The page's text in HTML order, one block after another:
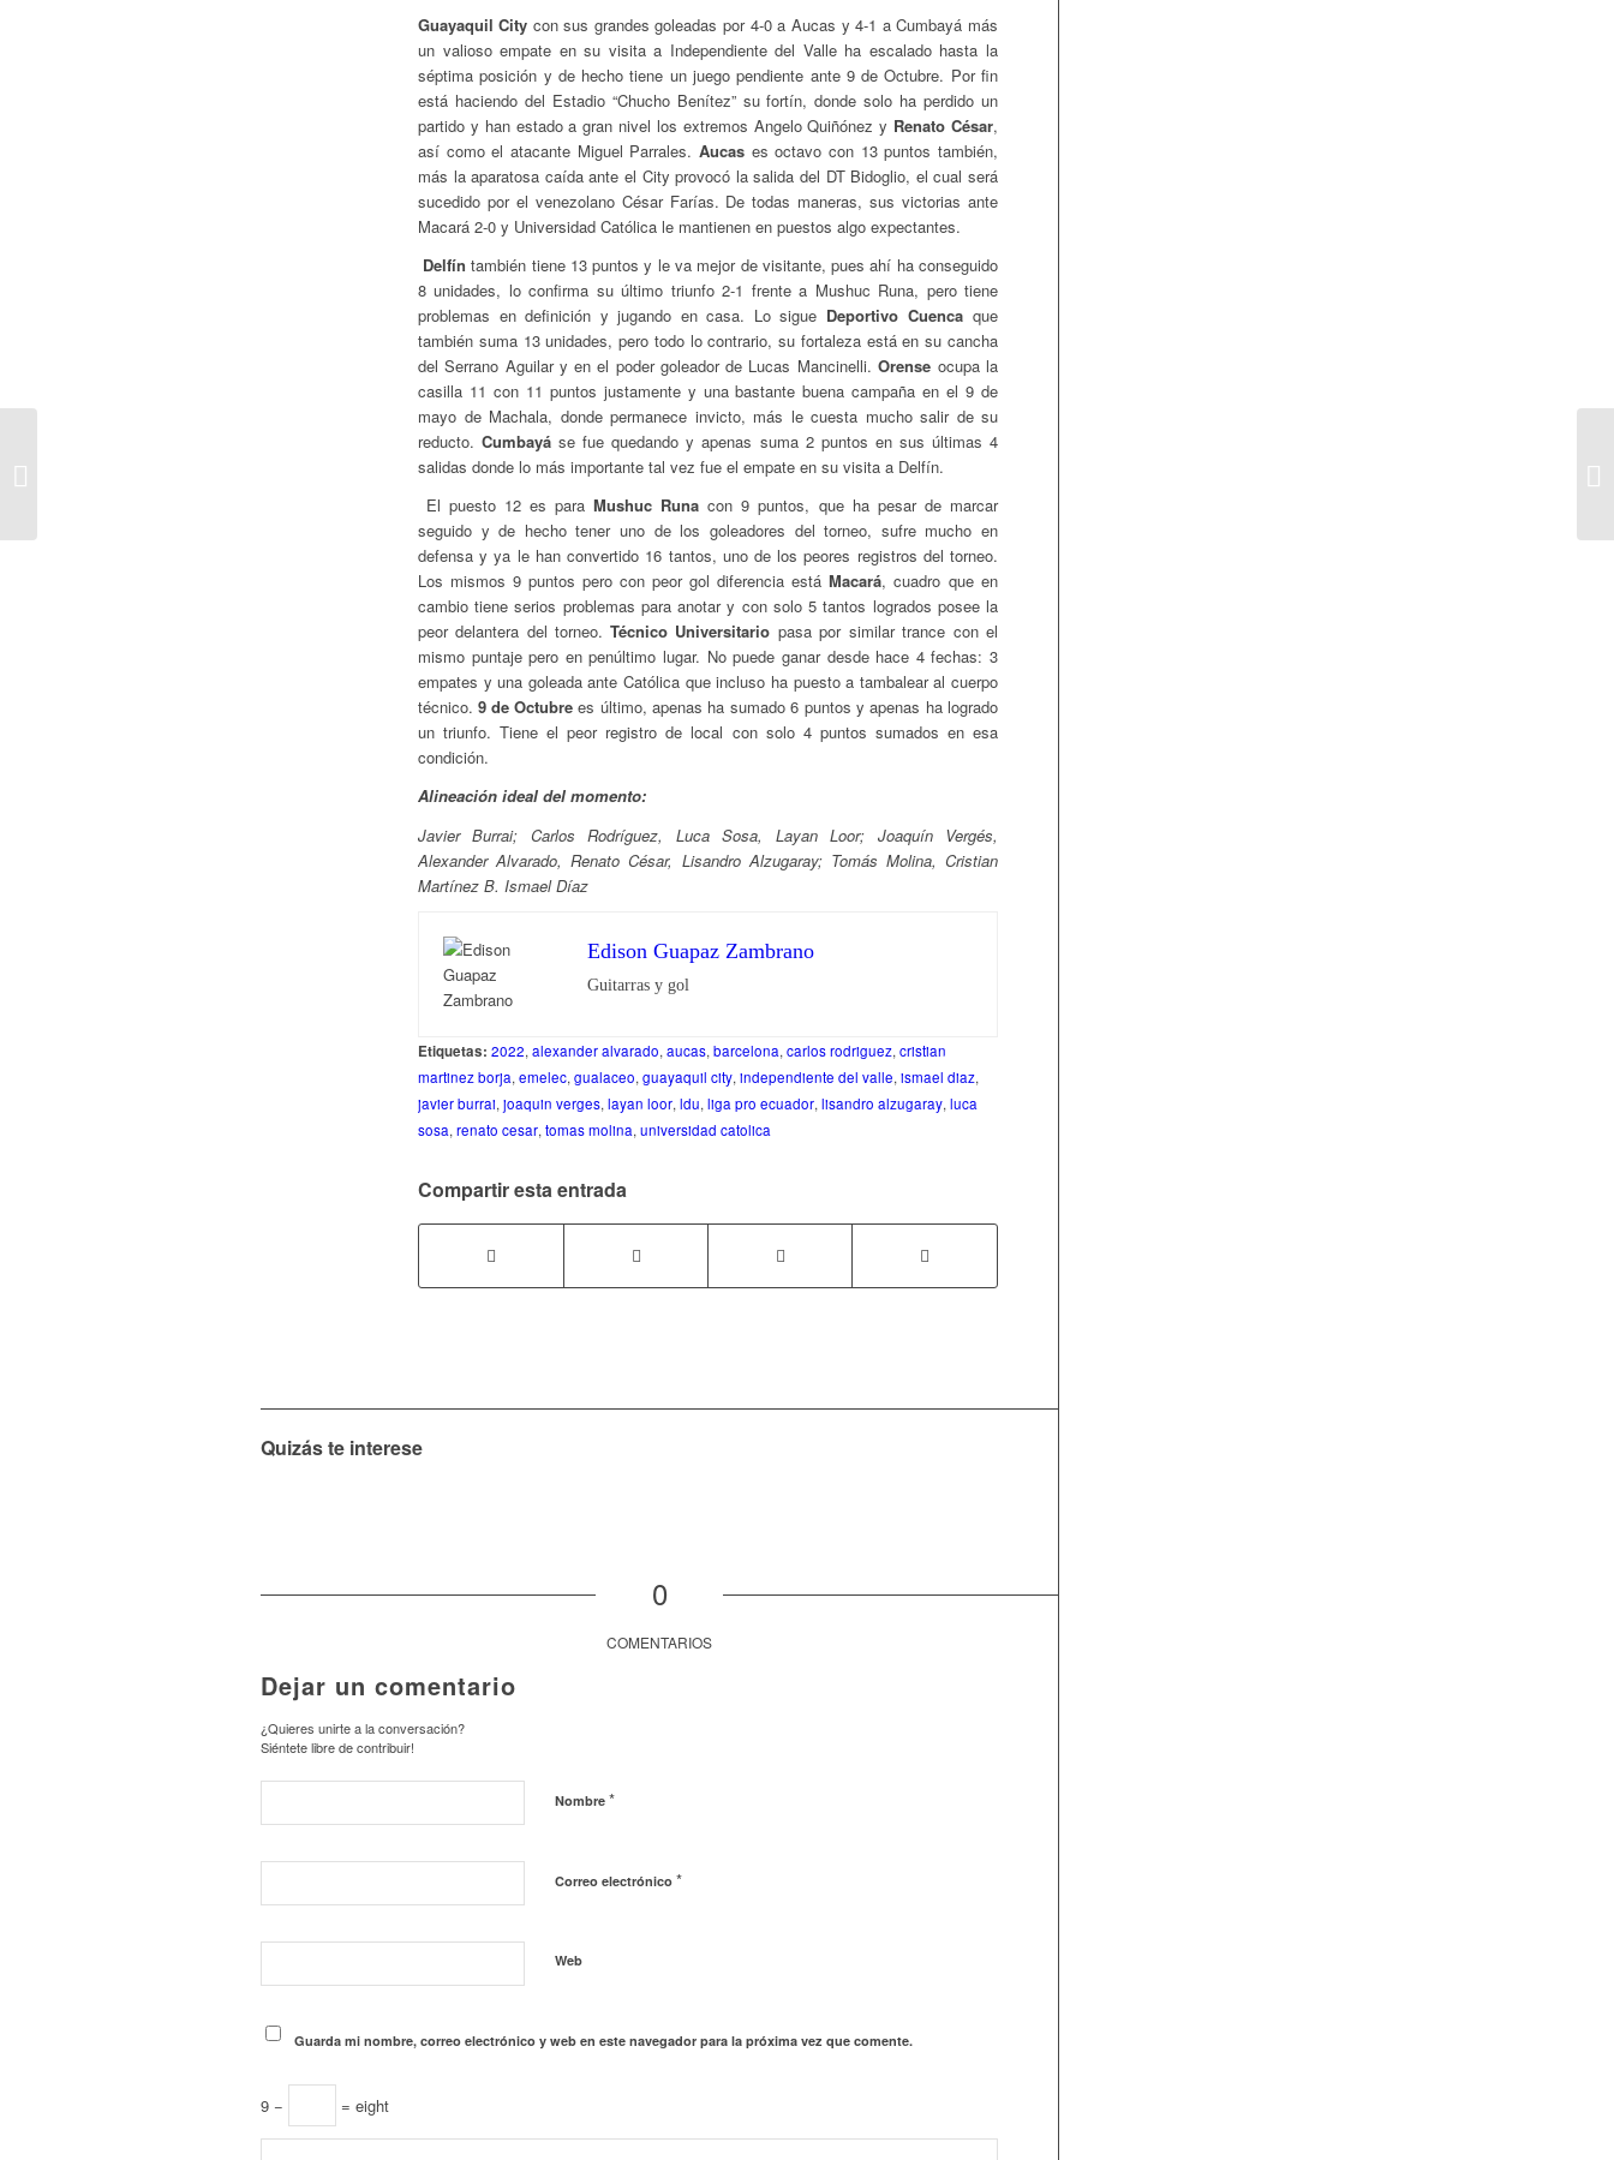
Guayaquil City con sus grandes goleadas por 4-0 a Aucas y 4-1 a Cumbayá más
un valioso empate en su visita a Independiente del Valle ha escalado hasta la
séptima posición y de hecho tiene un juego pendiente ante 9 de Octubre. Por fin
está haciendo del Estadio “Chucho Benítez” su fortín, donde solo ha perdido un
partido y han estado a gran nivel los extremos Angelo Quiñónez y Renato César,
así como el atacante Miguel Parrales. Aucas es octavo con 13 puntos también,
más la aparatosa caída ante el City provocó la salida del DT Bidoglio, el cual será
sucedido por el venezolano César Farías. De todas maneras, sus victorias ante
Macará 2-0 y Universidad Católica le mantienen en puestos algo expectantes.
Delfín también tiene 13 puntos y le va mejor de visitante, pues ahí ha conseguido
8 unidades, lo confirma su último triunfo 2-1 frente a Mushuc Runa, pero tiene
problemas en definición y jugando en casa. Lo sigue Deportivo Cuenca que
también suma 13 unidades, pero todo lo contrario, su fortaleza está en su cancha
del Serrano Aguilar y en el poder goleador de Lucas Mancinelli. Orense ocupa la
casilla 11 con 11 puntos justamente y una bastante buena campaña en el 9 de
mayo de Machala, donde permanece invicto, más le cuesta mucho salir de su
reducto. Cumbayá se fue quedando y apenas suma 2 puntos en sus últimas 4
salidas donde lo más importante tal vez fue el empate en su visita a Delfín.
El puesto 12 es para Mushuc Runa con 9 puntos, que ha pesar de marcar
seguido y de hecho tener uno de los goleadores del torneo, sufre mucho en
defensa y ya le han convertido 16 tantos, uno de los peores registros del torneo.
Los mismos 9 puntos pero con peor gol diferencia está Macará, cuadro que en
cambio tiene serios problemas para anotar y con solo 5 tantos logrados posee la
peor delantera del torneo. Técnico Universitario pasa por similar trance con el
mismo puntaje pero en penúltimo lugar. No puede ganar desde hace 4 fechas: 3
empates y una goleada ante Católica que incluso ha puesto a tambalear al cuerpo
técnico. 9 de Octubre es último, apenas ha sumado 6 puntos y apenas ha logrado
un triunfo. Tiene el peor registro de local con solo 4 puntos sumados en esa
condición.
Alineación ideal del momento:
Javier Burrai; Carlos Rodríguez, Luca Sosa, Layan Loor; Joaquín Vergés,
Alexander Alvarado, Renato César, Lisandro Alzugaray; Tomás Molina, Cristian
Martínez B. Ismael Díaz
Edison Guapaz Zambrano
Guitarras y gol
Etiquetas: 2022, alexander alvarado, aucas, barcelona, carlos rodriguez, cristian
martinez borja, emelec, gualaceo, guayaquil city, independiente del valle, ismael diaz,
javier burrai, joaquin verges, layan loor, ldu, liga pro ecuador, lisandro alzugaray, luca
sosa, renato cesar, tomas molina, universidad catolica
Compartir esta entrada
Quizás te interese
0
COMENTARIOS
Dejar un comentario
¿Quieres unirte a la conversación?
Siéntete libre de contribuir!
Nombre *
Correo electrónico *
Web
Guarda mi nombre, correo electrónico y web en este navegador para la próxima vez que comente.
9 − = eight